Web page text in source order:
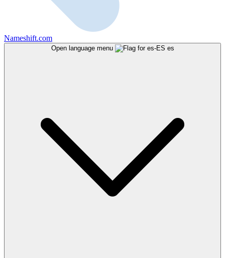
Nameshift.com
Open language menu es